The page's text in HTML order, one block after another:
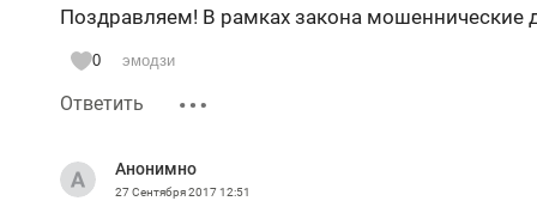
Поздравляем! В рамках закона мошеннические
0 эмодзи
Ответить
Анонимно
27 Сентября 201712:51